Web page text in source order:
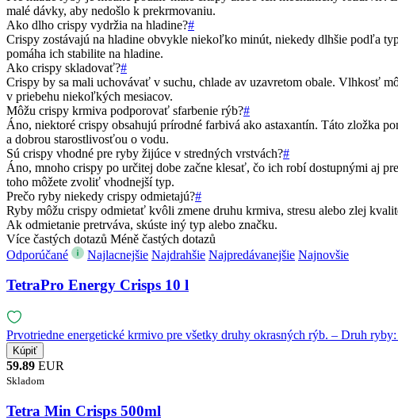
malé dávky, aby nedošlo k prekrmovaniu.
Ako dlho crispy vydržia na hladine?#
Crispy zostávajú na hladine obvykle niekoľko minút, niekedy dlhšie podľa
pomáha ich stabilite na hladine.
Ako crispy skladovať?#
Crispy by sa mali uchovávať v suchu, chlade av uzavretom obale. Vlhkosť
v priebehu niekoľkých mesiacov.
Môžu crispy krmiva podporovať sfarbenie rýb?#
Áno, niektoré crispy obsahujú prírodné farbivá ako astaxantín. Táto zložka
a dobrou starostlivosťou o vodu.
Sú crispy vhodné pre ryby žijúce v stredných vrstvách?#
Áno, mnoho crispy po určitej dobe začne klesať, čo ich robí dostupnými aj
toho môžete zvoliť vhodnejší typ.
Prečo ryby niekedy crispy odmietajú?#
Ryby môžu crispy odmietať kvôli zmene druhu krmiva, stresu alebo zlej
Ak odmietanie pretrváva, skúste iný typ alebo značku.
Více častých dotazů Méně častých dotazů
Odporúčané
Najlacnejšie Najdrahšie Najpredávanejšie Najnovšie
TetraPro Energy Crisps 10 l
Prvotriedne energetické krmivo pre všetky druhy okrasných rýb. – Druh
59.89 EUR
Skladom
Tetra Min Crisps 500ml